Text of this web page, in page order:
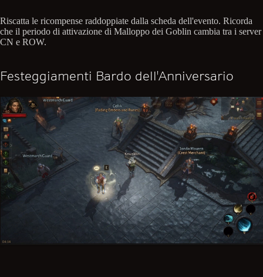
Riscatta le ricompense raddoppiate dalla scheda dell'evento. Ricorda
che il periodo di attivazione di Malloppo dei Goblin cambia tra i server
CN e ROW.
Festeggiamenti Bardo dell'Anniversario